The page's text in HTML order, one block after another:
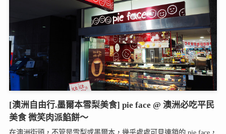
[澳洲自由行.墨爾本雪梨美食] pie face @ 澳洲必吃平民
美食 微笑肉派餡餅～